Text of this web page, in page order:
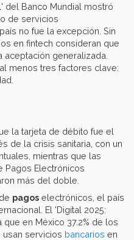
del Banco Mundial mostró
de servicios
no fue la excepción. Sin
en fintech consideran que
aceptación generalizada.
menos tres factores clave:
la tarjeta de débito fue el
de la crisis sanitaria, con un
mientras que las
Pagos Electrónicos
más del doble.
pagos electrónicos, el país
El 'Digital 2025:
en México 37.2% de los
usan servicios bancarios en